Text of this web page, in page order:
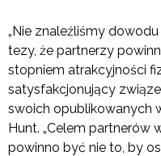
„Nie znaleźliśmy
tezy, że partnerzy
stopniem atrakcyjności
satysfakcjonujący
swoich opublikowanych
Hunt. „Celem partnerów
powinno być nie to, by